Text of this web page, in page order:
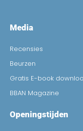
Media
Recensies
Beurzen
Gratis E-book
BBAN Magazine
Openingstijden